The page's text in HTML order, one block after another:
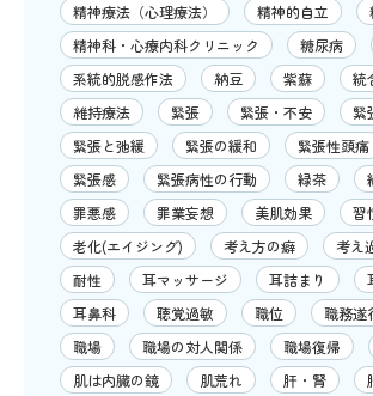
精神療法（心理療法）
精神的自立
精神科・心療内科クリニック
糖尿病
系統的脱感作法
納豆 紫蘇
統
維持療法
緊張 緊張・不安
緊
緊張と弛緩
緊張の緩和
緊張性頭痛
緊張感
緊張病性の行動 緑茶
罪悪感
罪業妄想 美肌効果
習
老化(エイジング)
考え方の癖
考え
耐性
耳マッサージ 耳詰まり
耳鼻科
聴覚過敏 職位
職務遂
職場
職場の対人関係 職場復帰
肌は内臓の鏡
肌荒れ 肝・腎